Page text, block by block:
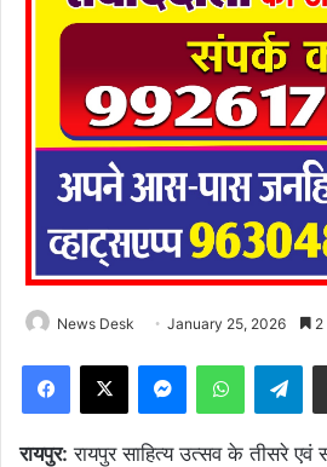
News Desk January 25, 2026 2
Facebook
X MessengerWhatsApp
रायपुर: रायपुर साहित्य उत्सव के तीसरे एवं